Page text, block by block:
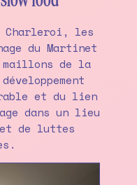
Charleroi, les
du Martinet
de la
et du lien
dans un lieu
de luttes